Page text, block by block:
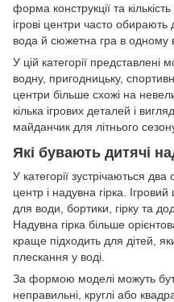
форма конструкції та
ігрові центри часто
вода й сюжетна гра в одному
У цій категорії
водну, пригодницьку,
центри більше схожі на
кілька ігрових деталей і
майданчик для літнього
Які бувають дитячі
У категорії зустрічаються два
центр і надувна гірка.
для води, бортики, гірку та
Надувна гірка більше
краще підходить для дітей,
плескання у воді.
За формою моделі можуть
неправильні, круглі або